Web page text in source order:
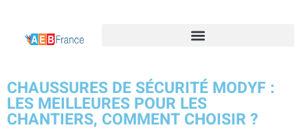
CHAUSSURES DE SÉCURITÉ MODYF :
LES MEILLEURES POUR LES
CHANTIERS, COMMENT CHOISIR ?